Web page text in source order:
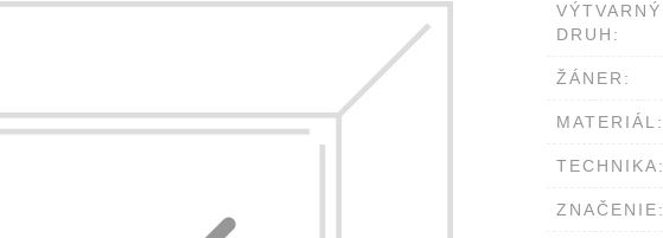
VÝTVARNÝ
DRUH:
ŽÁNER:
MATERIÁL:
TECHNIKA:
ZNAČENIE: